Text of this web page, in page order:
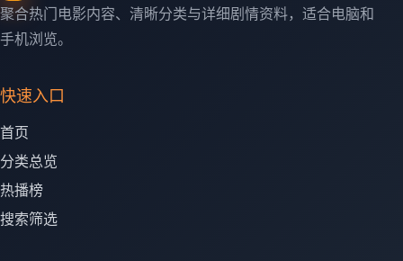
聚合热门电影内容、清晰分类与详细剧情资料，适合电脑和
手机浏览。
快速入口
首页
分类总览
热播榜
搜索筛选